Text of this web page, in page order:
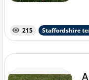
215 Staffordshire